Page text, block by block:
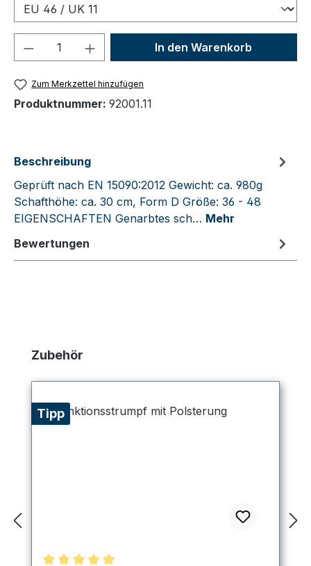
Produkt Anzahl: Gib denIn den Warenkorb
Zum Merkzettel hinzufügen
Produktnummer: 92001.11
Beschreibung
Geprüft nach EN 15090:2012 Gewicht: ca. 980g
Schafthöhe: ca. 30 cm, Form D Größe: 36 - 48
EIGENSCHAFTEN Genarbtes sch… Mehr
Bewertungen
Produktgalerie überspringen
Zubehör
Tipp